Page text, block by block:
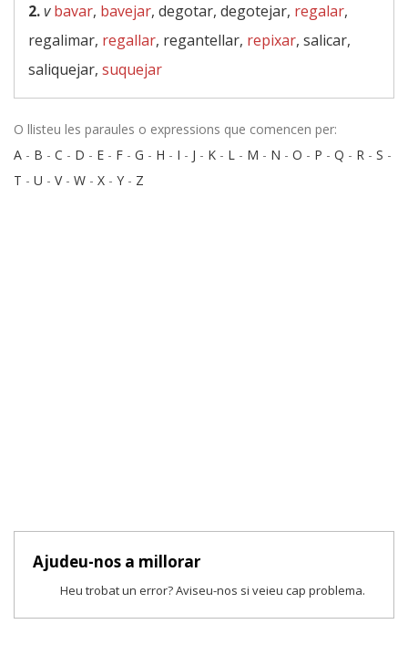
2.v bavar, bavejar, degotar, degotejar, regalar,
regalimar, regallar, regantellar, repixar, salicar,
saliquejar, suquejar
O llisteu les paraules o expressions que comencen per:
A - B - C - D - E - F - G - H - I - J - K - L - M - N - O - P - Q - R - S -
T - U - V- W - X - Y - Z
Ajudeu-nos a millorar
Heu trobat un error? Aviseu-nos si veieu cap problema.